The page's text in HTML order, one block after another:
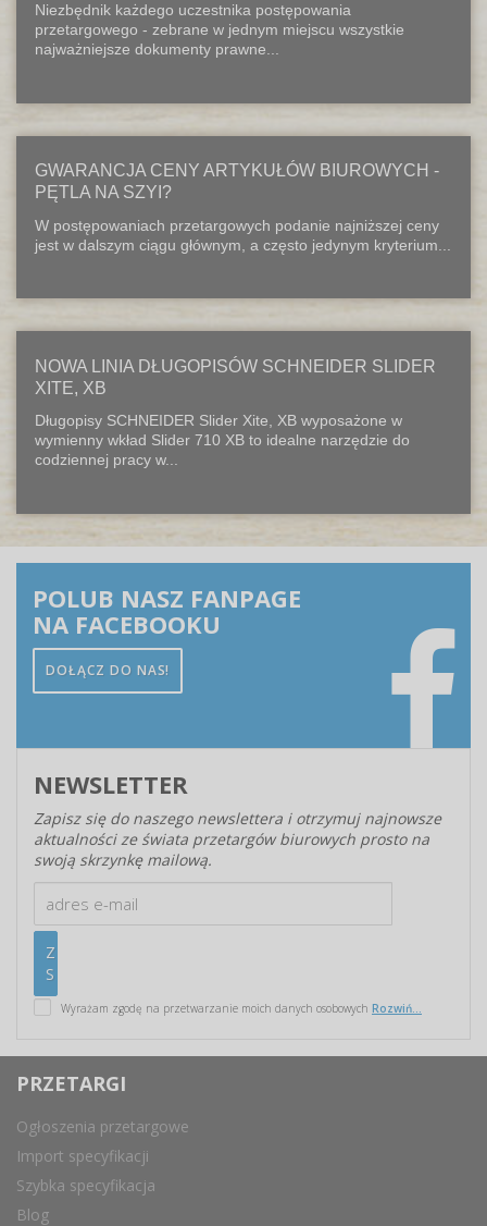
Niezbędnik każdego uczestnika postępowania
przetargowego - zebrane w jednym miejscu wszystkie
najważniejsze dokumenty prawne...
GWARANCJA CENY ARTYKUŁÓW BIUROWYCH -
PĘTLA NA SZYI?
W postępowaniach przetargowych podanie najniższej ceny
jest w dalszym ciągu głównym, a często jedynym kryterium...
NOWA LINIA DŁUGOPISÓW SCHNEIDER SLIDER
XITE, XB
Długopisy SCHNEIDER Slider Xite, XB wyposażone w
wymienny wkład Slider 710 XB to idealne narzędzie do
codziennej pracy w...
POLUB NASZ FANPAGE
NA FACEBOOKU
DOŁĄCZ DO NAS!
NEWSLETTER
Zapisz się do naszego newslettera i otrzymuj najnowsze
aktualności ze świata przetargów biurowych prosto na
swoją skrzynkę mailową.
Wyrażam zgodę na przetwarzanie moich danych osobowych Rozwiń...
PRZETARGI
Ogłoszenia przetargowe
Import specyfikacji
Szybka specyfikacja
Blog